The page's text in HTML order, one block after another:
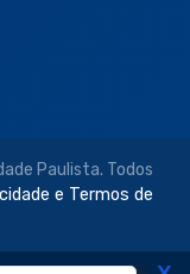
Paulista. Todos
e Termos de